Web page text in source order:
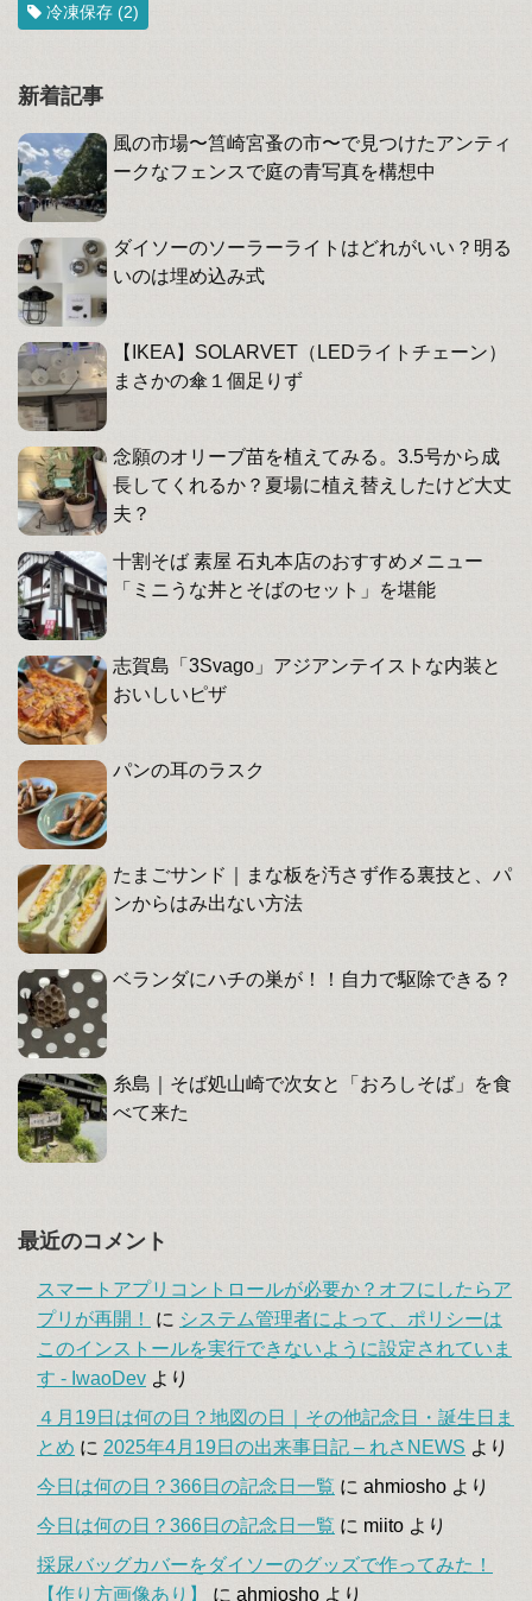
冷凍保存 (2)
新着記事
風の市場〜筥崎宮蚤の市〜で見つけたアンティ
ークなフェンスで庭の青写真を構想中
ダイソーのソーラーライトはどれがいい？明る
いのは埋め込み式
【IKEA】SOLARVET（LEDライトチェーン）
まさかの傘１個足りず
念願のオリーブ苗を植えてみる。3.5号から成
長してくれるか？夏場に植え替えしたけど大丈
夫？
十割そば 素屋 石丸本店のおすすめメニュー
「ミニうな丼とそばのセット」を堪能
志賀島「3Svago」アジアンテイストな内装と
おいしいピザ
パンの耳のラスク
たまごサンド｜まな板を汚さず作る裏技と、パ
ンからはみ出ない方法
ベランダにハチの巣が！！自力で駆除できる？
糸島｜そば処山崎で次女と「おろしそば」を食
べて来た
最近のコメント
スマートアプリコントロールが必要か？オフにしたらア
プリが再開！
に システム管理者によって、ポリシーは
このインストールを実行できないように設定されていま
す - IwaoDev より
４月19日は何の日？地図の日｜その他記念日・誕生日ま
とめ に 2025年4月19日の出来事日記 – れさNEWS より
今日は何の日？366日の記念日一覧 に ahmiosho より
今日は何の日？366日の記念日一覧 に miito より
採尿バッグカバーをダイソーのグッズで作ってみた！
【作り方画像あり】
に ahmiosho より